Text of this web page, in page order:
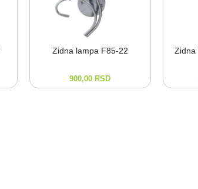
Zidna lampa F85-⁠22
900,00 RSD
Zidna